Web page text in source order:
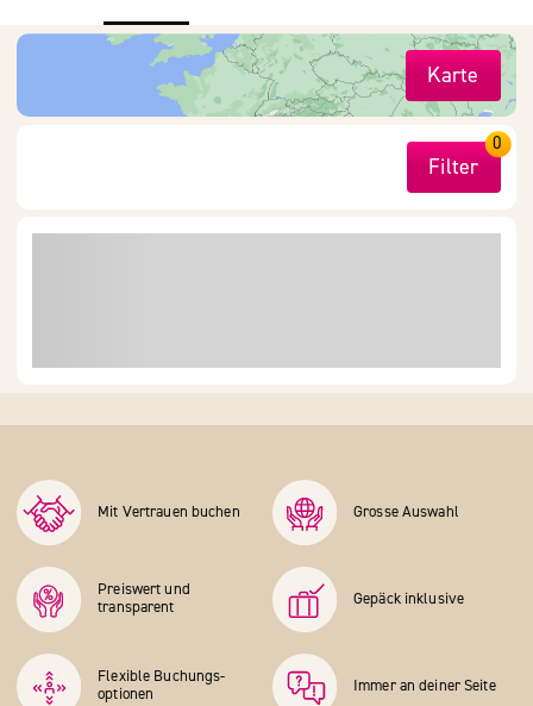
Karte
Filter
0
Mit Vertrauen buchen Grosse Auswahl
Preiswert und
transparent
Gepäck inklusive
Flexible Buchungs­
optionen
Immer an deiner Seite